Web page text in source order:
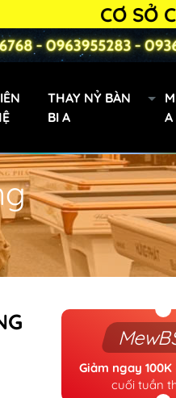
CƠ SỞ
Bàn Bi-a 9019 lướt
THAY NỶ BÀN
BI A
A
Giảm ngay 100K-
cuối tuần